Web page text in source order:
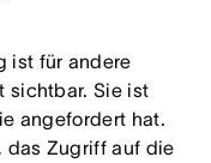
ist für andere
sichtbar. Sie ist
angefordert hat.
das Zugriff auf die